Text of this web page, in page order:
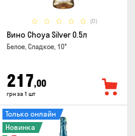
(0)
Вино Choya Silver 0.5л
Белое, Сладкое, 10°
217,00
грн за 1 шт
Только онлайн
Новинка